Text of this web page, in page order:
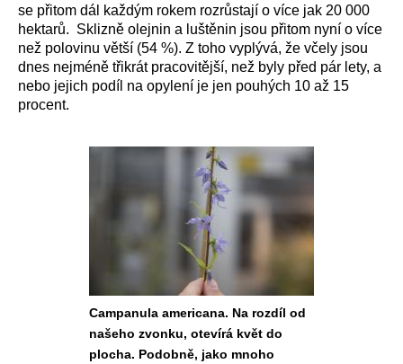
se přitom dál každým rokem rozrůstají o více jak 20 000
hektarů. Sklizně olejnin a luštěnin jsou přitom nyní o více
než polovinu větší (54 %). Z toho vyplývá, že včely jsou
dnes nejméně třikrát pracovitější, než byly před pár lety, a
nebo jejich podíl na opylení je jen pouhých 10 až 15
procent.
Campanula americana. Na rozdíl od
našeho zvonku, otevírá květ do
plocha. Podobně, jako mnoho